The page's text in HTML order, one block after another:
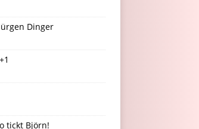
Dinger
tickt Björn!